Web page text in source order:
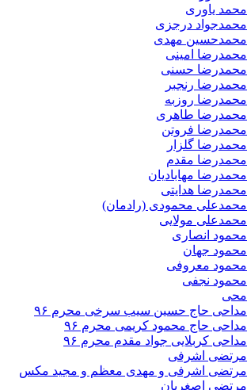
محمد یاوری
محمدجواد درجزی
محمدحسین مهدی
محمدرضا امینی
محمدرضا حسنی
محمدرضا رنجبر
محمدرضا روزبه
محمدرضا طاهری
محمدرضا فروتن
محمدرضا گلزار
محمدرضا مقدم
محمدرضا مهابادیان
محمدرضا هدایتی
محمدعلی محمودی (رادمان)
محمدعلی مولایی
محمود انصاری
محمود جهان
محمود معروفی
محمود نجفی
محی
مداحی حاج حسین سیب سرخی محرم ۹۶
مداحی حاج محمود کریمی محرم ۹۶
مداحی کربلایی جواد مقدم محرم ۹۶
مرتضی اشرفی
مرتضی اشرفی و مهدی معظم و مجید مکس
مرتضی اصغریان